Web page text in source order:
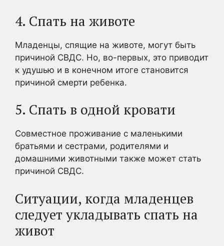
4. Спать на животе
Младенцы, спящие на животе, могут быть
причиной СВДС. Но, во-первых, это приводит
к удушью и в конечном итоге становится
причиной смерти ребенка.
5. Спать в одной кровати
Совместное проживание с маленькими
братьями и сестрами, родителями и
домашними животными также может стать
причиной СВДС.
Ситуации, когда младенцев
следует укладывать спать на
живот